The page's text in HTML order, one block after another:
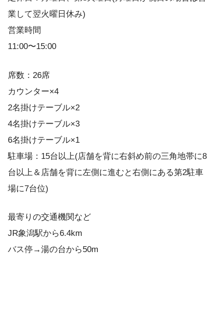
業して翌火曜日休み)
営業時間
11:00〜15:00
席数：26席
カウンター×4
2名掛けテーブル×2
4名掛けテーブル×3
6名掛けテーブル×1
駐車場：15台以上(店舗を背に右斜め前の三角地帯に8
台以上＆店舗を背に左側に進むと右側にある第2駐車
場に7台位)
最寄りの交通機関など
JR象潟駅から6.4km
バス停→湯の台から50m